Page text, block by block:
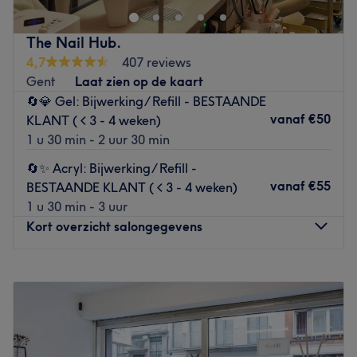
Dichtstbijzijnde openbaar vervoer:
De salon is gelegen bij de halte Gent Sint-Jorisbrug.
Het team:
De salon heeft een klein team van medewerkers die zorg
dragen voor de klanten. Ze zijn professioneel, vriendelijk
en streven ernaar om aan alle behoeften van hun klanten
te voldoen.
Wat we leuk vinden aan de salon:
Sfeer: vriendelijk & verzorgd
Gespecialiseerd in: nagelbehandelingen
Gebruikte merken en producten:
The Nail Hub.
4,7
407 reviews
Gent
Laat zien op de kaart
🔄💎 Gel: Bijwerking/ Refill - BESTAANDE
KLANT ( < 3 - 4 weken)
1 u 30 min - 2 uur 30 min
vanaf €50
🔄✨ Acryl: Bijwerking/ Refill -
BESTAANDE KLANT ( < 3 - 4 weken)
1 u 30 min - 3 uur
vanaf €55
Kort overzicht salongegevens
20:00
Woensdag
11:00–20:00
Donderdag
11:00
20:00
11:00 – 20:00